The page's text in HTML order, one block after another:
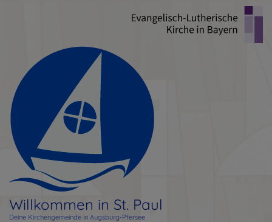
Willkommen in St. Paul
Deine Kirchengemeinde in Augsburg-Pfersee